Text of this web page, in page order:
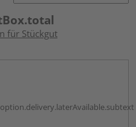
für Stückgut